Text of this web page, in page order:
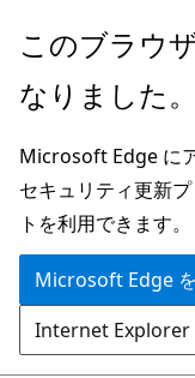
メ
ン
ン
テ
ン
ツ
に
ス
キ
このブラウ
なりました。
Microsoft Edge に
セキュリティ更新
トを利用できます。
Microsoft Edge
Internet Explorer